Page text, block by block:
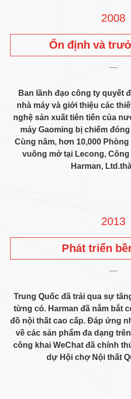
2008
Ổn định và
Ban lãnh đạo công ty quyết
nhà máy và giới thiệu các
nghệ sản xuất tiên tiến của
máy Gaoming bị chiếm
Cùng năm, hơn 10,000
vuông mở tại Lecong,
Harman,
2013
Phát triển
Trung Quốc đã trải qua sự
từng có. Harman đã nắm bắt
đồ nội thất cao cấp. Đáp ứng
về các sản phẩm đa dạng
công khai WeChat đã chính
dự Hội chợ Nội thất